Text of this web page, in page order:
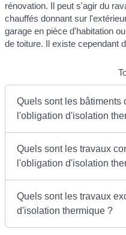
rénovation. Il peut s'agir du
chauffés donnant sur
garage en pièce d'habitation
de toiture. Il existe cependant
Quels sont les bâtiments
l'obligation d'isolation
Quels sont les travaux
l'obligation d'isolation
Quels sont les travaux
d'isolation thermique ?